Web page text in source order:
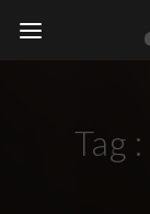
Tag :